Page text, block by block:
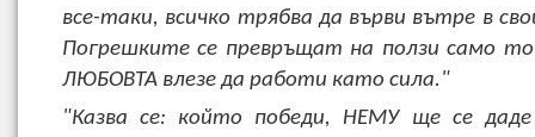
все-таки, всичко трябва да върви вътре в
Погрешките се превръщат на ползи само
ЛЮБОВТА влезе да работи като сила."
"Казва се: който победи, НЕМУ ще се